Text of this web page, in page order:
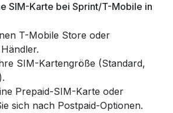
SIM-Karte bei Sprint/T-Mobile in
T-Mobile Store oder
SIM-Kartengröße (Standard,
Prepaid-SIM-Karte oder
sich nach Postpaid-Optionen.